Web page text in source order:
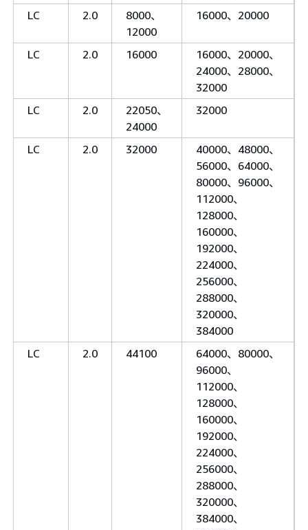
LC
2.0
8000、
12000
16000、20000
LC 2.0 16000
16000、20000、
24000、28000、
32000
LC
2.0
22050、
24000
32000
LC 2.0 32000
40000、48000、
56000、64000、
80000、96000、
112000、
128000、
160000、
192000、
224000、
256000、
288000、
320000、
384000
LC
2.0 44100
64000、80000、
96000、
112000、
128000、
160000、
192000、
224000、
256000、
288000、
320000、
384000、